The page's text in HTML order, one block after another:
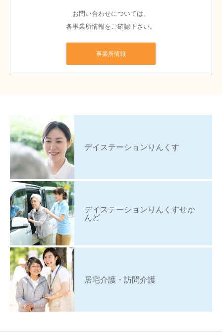
お問い合わせについては、
各事業所情報をご確認下さい。
事業所情報
デイステーションりんくす
デイステーションりんくすせか
んど
居宅介護・訪問介護